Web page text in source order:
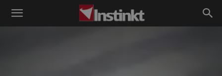
Instinkt